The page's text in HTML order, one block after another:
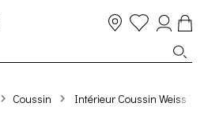
Coussin Intérieur Coussin Weiss